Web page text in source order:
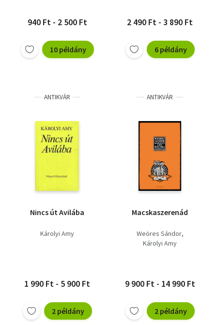
940 Ft - 2 500 Ft
10 példány
2 490 Ft - 3 890 Ft
6 példány
ANTIKVÁR
Nincs út Avilába
Károlyi Amy
1 990 Ft - 5 900 Ft
2 példány
ANTIKVÁR
Macskaszerenád
Weöres Sándor
Károlyi Amy
9 900 Ft - 14 990 Ft
2 példány